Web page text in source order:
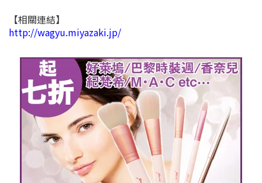
【相關連結】
http://wagyu.miyazaki.jp/